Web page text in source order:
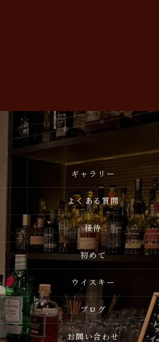
ギャラリー
よくある質問
接待
初めて
ウイスキー
ブログ
お問い合わせ